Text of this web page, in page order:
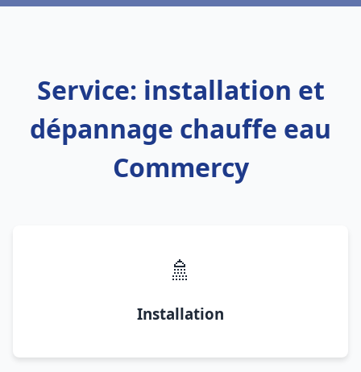
Service: installation et
dépannage chauffe eau
Commercy
🚿
Installation